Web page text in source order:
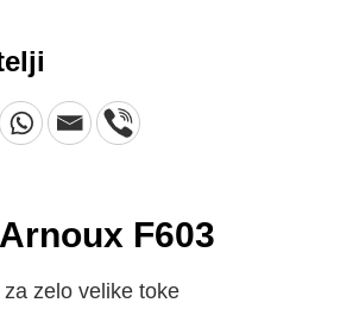
F603
zelo velike toke